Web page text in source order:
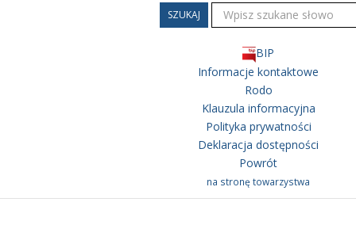
SZUKAJ
BIP
Informacje kontaktowe
Rodo
Klauzula informacyjna
Polityka prywatności
Deklaracja dostępności
Powrót
na stronę towarzystwa